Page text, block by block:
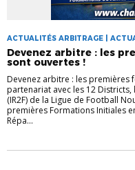
ACTUALITÉS ARBITRAGE |
Devenez arbitre : les
sont ouvertes !
Devenez arbitre : les premières
partenariat avec les 12
(IR2F) de la Ligue de Football
premières Formations Initiales
Répa...